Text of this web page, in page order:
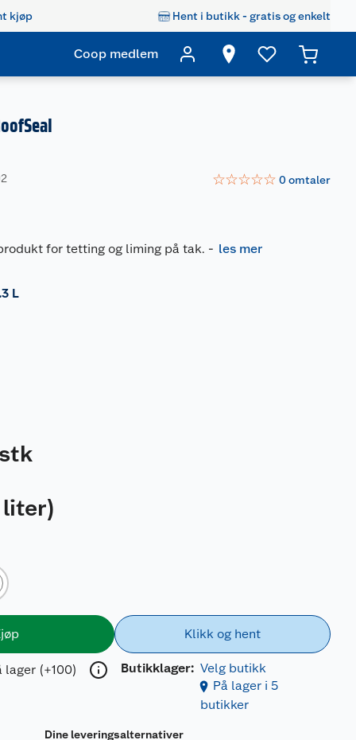
kjøp Hent i butikk - gratis og enkelt
Coop medlem
☆☆☆☆☆ 0omtaler
for tetting og liming på tak. - les mer
L
stk
liter)
lager (+100)
Klikk og hent
Butikklager: Velg butikk
På lager i 5
butikker
Dine leveringsalternativer